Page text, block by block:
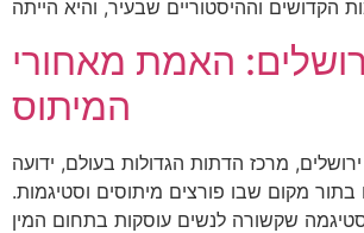
האמת מאחורי
המיתוס
מרכז הדתות הגדולות בעולם, ידועה
מקום שבו פורצים מיתוסים וסטיגמות.
שקשורה לנשים עוסקות בתחום המין